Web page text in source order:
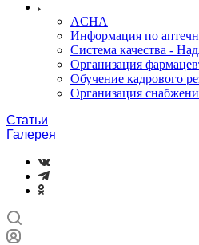
ACHA
Информация по
Система качества -
Организация
Обучение кадрового
Организация
Статьи
Галерея